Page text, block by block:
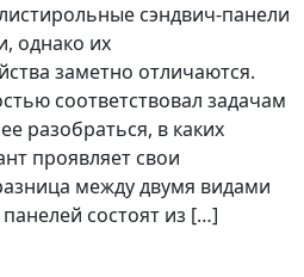
сэндвич-панели
однако их
заметно отличаются.
соответствовал задачам
разобраться, в каких
проявляет свои
между двумя видами
состоят из […]